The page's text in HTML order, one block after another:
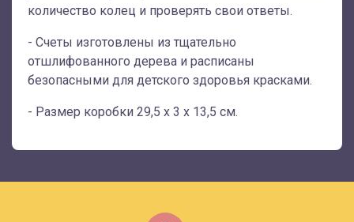
количество колец и проверять свои ответы.
- Счеты изготовлены из тщательно
отшлифованного дерева и расписаны
безопасными для детского здоровья красками.
- Размер коробки 29,5 х 3 х 13,5 см.